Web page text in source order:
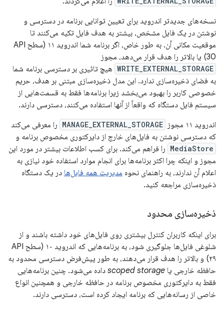
نسخه‌های جدیدتر اندروید برای تعیین توانایی برنامه در دسترسی و
نوشتن در یک فایل مشخص، بیشتر به هدف فایل تکیه می‌کنند تا
موقعیت مکانی آن. به طور خاص، اگر برنامه شما اندروید ۱۱ (سطح API
30) یا بالاتر را هدف قرار می‌دهد، مجوز
WRITE_EXTERNAL_STORAGE هیچ تاثیری بر دسترسی برنامه شما
به فضای ذخیره‌سازی ندارد. این مدل ذخیره‌سازی مبتنی بر هدف، حریم
خصوصی کاربر را بهبود می‌بخشد زیرا برنامه‌ها فقط به قسمت‌هایی از
سیستم فایل دستگاه که واقعاً از آنها استفاده می‌کنند، دسترسی دارند.
اندروید ۱۱ مجوز
MANAGE_EXTERNAL_STORAGE را معرفی می‌کند
که دسترسی نوشتن به فایل‌های خارج از دایرکتوری مخصوص برنامه و
MediaStore را فراهم می‌کند. برای کسب اطلاعات بیشتر در مورد این
مجوز و اینکه چرا اکثر برنامه‌ها برای انجام موارد استفاده خود نیازی به
اعلام آن ندارند، به راهنمای نحوه مدیریت همه فایل‌ها در یک دستگاه
ذخیره‌سازی مراجعه کنید.
ذخیره‌سازی محدود
برای اینکه کاربران کنترل بیشتری روی فایل‌های خود داشته باشند و از
شلوغی فایل‌ها جلوگیری شود، به برنامه‌هایی که اندروید ۱۰ (سطح API
۲۹) و بالاتر را هدف قرار می‌دهند، به طور پیش‌فرض دسترسی محدود به
حافظه خارجی یا scoped storage داده می‌شود. چنین برنامه‌هایی
فقط به دایرکتوری مخصوص برنامه در حافظه خارجی و همچنین انواع
خاصی از رسانه‌هایی که برنامه ایجاد کرده است، دسترسی دارند.